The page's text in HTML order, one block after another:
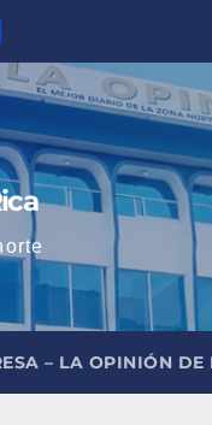
– LA OPINIÓN DE